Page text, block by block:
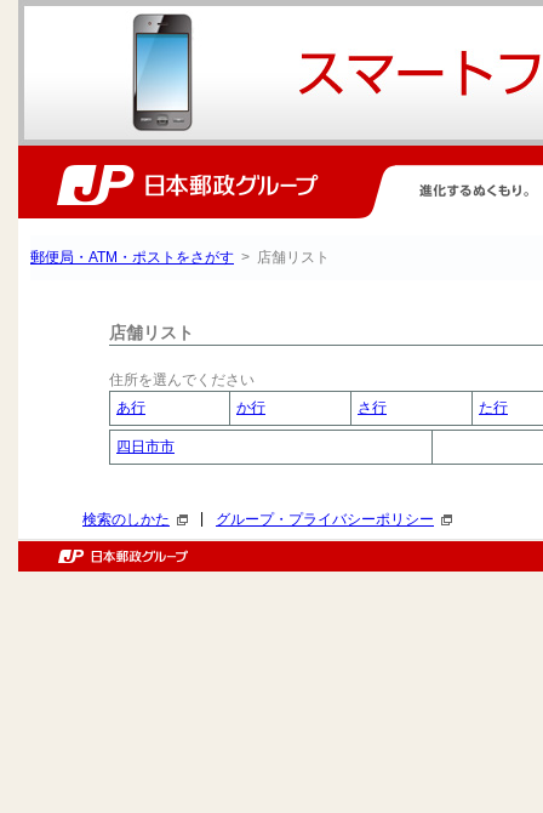
郵便局・ATM・ポストをさがす > 店舗リスト
店舗リスト
住所を選んでください
あ行
か行 さ行 た行
四日市市
検索のしかた グループ・プライバシーポリシー